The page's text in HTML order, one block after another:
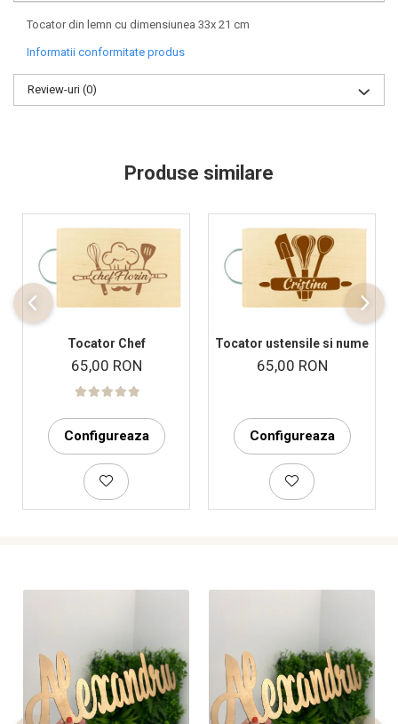
Tocator din lemn cu dimensiunea 33x 21 cm
Informatii conformitate produs
Review-uri (0)
Produse similare
Tocator Chef
65,00 RON
Configureaza
Tocator ustensile si nume
65,00 RON
Configureaza